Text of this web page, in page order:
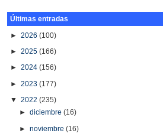
Últimas entradas
►2026(100)
►2025(166)
►2024(156)
►2023(177)
▼2022(235)
►diciembre(16)
►noviembre(16)